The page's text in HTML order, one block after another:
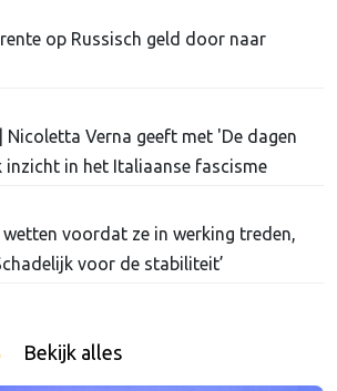
op Russisch geld door naar
Nicoletta Verna geeft met 'De dagen
inzicht in het Italiaanse fascisme
voordat ze in werking treden,
voor de stabiliteit’
Bekijk alles